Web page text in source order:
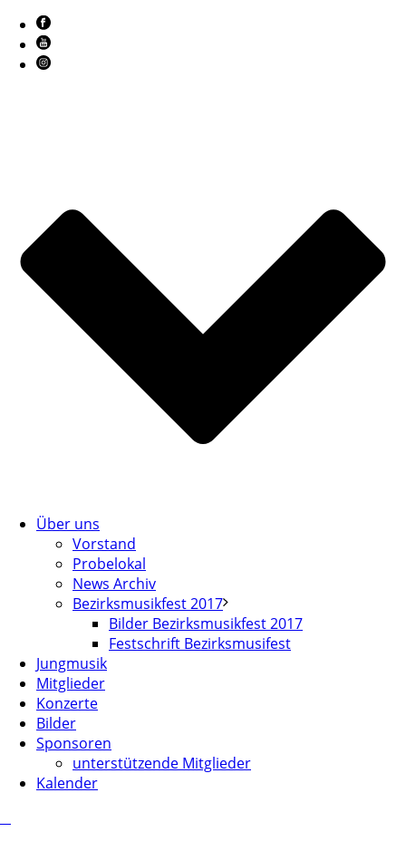
Über uns
Vorstand
Probelokal
News Archiv
Bezirksmusikfest 2017
Bilder Bezirksmusikfest 2017
Festschrift Bezirksmusifest
Jungmusik
Mitglieder
Konzerte
Bilder
Sponsoren
unterstützende Mitglieder
Kalender